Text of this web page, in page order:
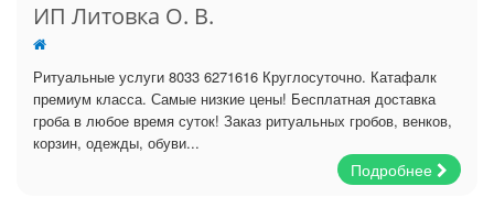
ИП Литовка О. В.
Ритуальные услуги 8033 6271616 Круглосуточно. Катафалк
премиум класса. Самые низкие цены! Бесплатная доставка
гроба в любое время суток! Заказ ритуальных гробов, венков,
корзин, одежды, обуви...
Подробнее